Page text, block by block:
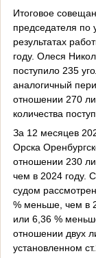
Итоговое
председателя
результатах
году. Олеся
поступило 235
аналогичный
отношении 270
количества
За 12 месяцев
Орска
отношении 230
чем в 2024 году.
судом
% меньше, чем в
или 6,36 %
отношении двух
установленном